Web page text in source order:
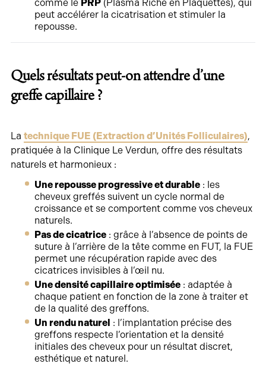
comme le PRP(Plasma Riche en Plaquettes), qui
peut accélérer la cicatrisation et stimuler la
repousse.
Quels résultats peut-on attendre d’une
greffe capillaire ?
La technique FUE (Extraction d’Unités Folliculaires),
pratiquée à la Clinique Le Verdun, offre des résultats
naturels et harmonieux :
Une repousse progressive et durable: les
cheveux greffés suivent un cycle normal de
croissance et se comportent comme vos cheveux
naturels.
Pas de cicatrice: grâce à l’absence de points de
suture à l’arrière de la tête comme en FUT, la FUE
permet une récupération rapide avec des
cicatrices invisibles à l’œil nu.
Une densité capillaire optimisée: adaptée à
chaque patient en fonction de la zone à traiter et
de la qualité des greffons.
Un rendu naturel : l’implantation précise des
greffons respecte l’orientation et la densité
initiales des cheveux pour un résultat discret,
esthétique et naturel.